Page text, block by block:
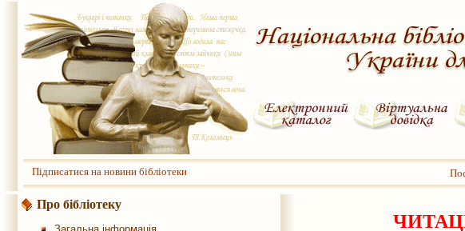
Підписатися на новини бібліотеки
Про бібліотеку